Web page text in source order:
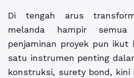
Di tengah arus
melanda hampir
penjaminan proyek pun ikut
satu instrumen penting
konstruksi, surety bond, kini